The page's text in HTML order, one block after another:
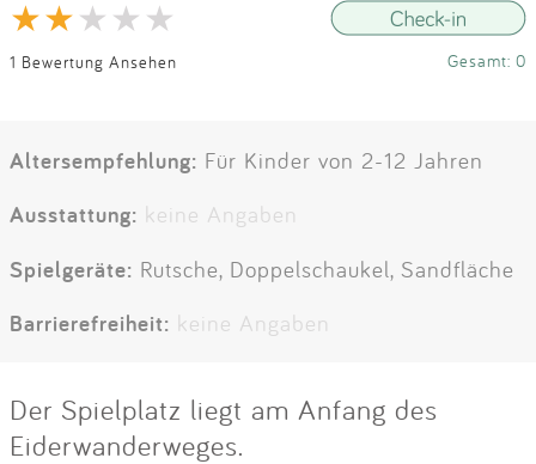
1 Bewertung Ansehen Gesamt: 0
Altersempfehlung: Für Kinder von 2-12 Jahren
Ausstattung: keine Angaben
Spielgeräte: Rutsche, Doppelschaukel, Sandfläche
Barrierefreiheit: keine Angaben
Der Spielplatz liegt am Anfang des
Eiderwanderweges.